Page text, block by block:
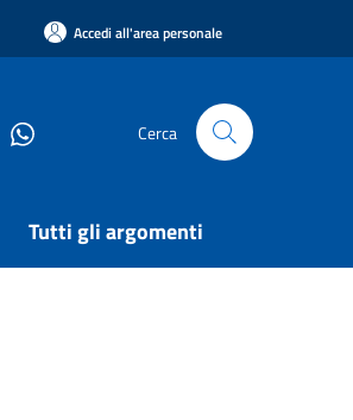
Accedi all'area personale
Cerca
Tutti gli argomenti